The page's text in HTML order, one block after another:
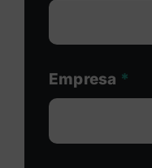
Empresa *